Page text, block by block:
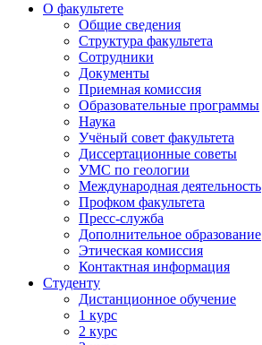
О факультете
Общие сведения
Структура факультета
Сотрудники
Документы
Приемная комиссия
Образовательные программы
Наука
Учёный совет факультета
Диссертационные советы
УМС по геологии
Международная деятельность
Профком факультета
Пресс-служба
Дополнительное образование
Этическая комиссия
Контактная информация
Студенту
Дистанционное обучение
1 курс
2 курс